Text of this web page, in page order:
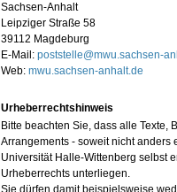
Sachsen-Anhalt
Leipziger Straße 58
39112 Magdeburg
E-Mail: poststelle@mwu.sachsen-
Web: mwu.sachsen-anhalt.de
Urheberrechtshinweis
Bitte beachten Sie, dass alle Texte,
Arrangements - soweit nicht anders
Universität Halle-Wittenberg selbst
Urheberrechts unterliegen.